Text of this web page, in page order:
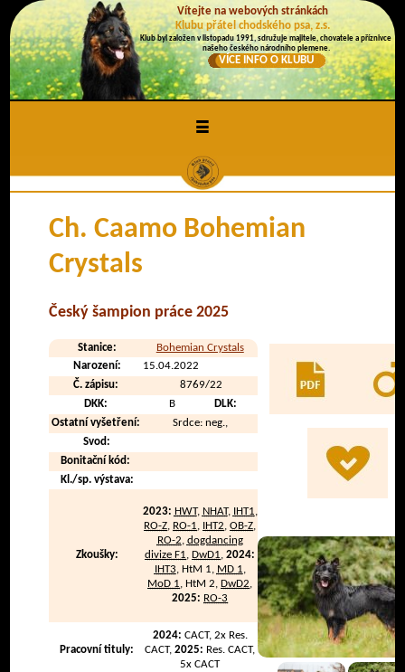
Vítejte na webových stránkách
Klubu přátel chodského psa, z.s.
Klub byl založen v listopadu 1991, sdružuje majitele, chovatele a příznivce
našeho českého národního plemene.
VÍCE INFO O KLUBU
≡
Ch. Caamo Bohemian
Crystals
Český šampion práce 2025
Stanice:
Bohemian Crystals
Narození:
15.04.2022
Č. zápisu:
8769/22
DKK:
B
DLK:
Ostatní vyšetření:
Srdce: neg.,
Svod:
Bonitační kód:
Kl./sp. výstava:
Zkoušky:
2023: HWT, NHAT, IHT1,
RO-Z, RO-1, IHT2,OB-Z,
RO-2, dogdancing
divize F1, DwD1,2024:
IHT3, HtM 1, MD 1,
MoD 1, HtM 2, DwD2,
2025: RO-3
Pracovní tituly:
2024: CACT, 2x Res.
CACT,2025: Res. CACT,
5x CACT